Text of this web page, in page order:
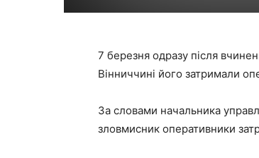
7 березня одразу після
Вінниччині його затримали
За словами начальника
зловмисник оперативники